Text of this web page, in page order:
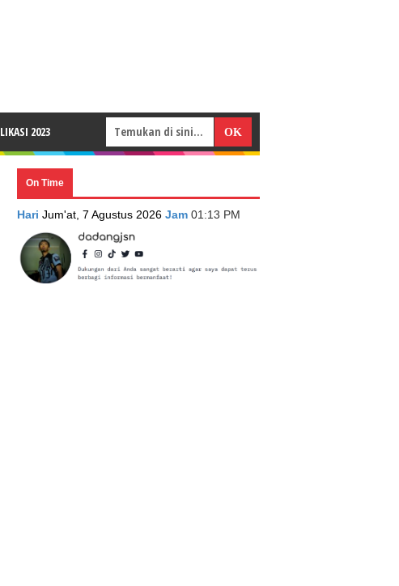
2023
On Time
Hari Jum'at, 7 Agustus 2026 Jam 01:13 PM